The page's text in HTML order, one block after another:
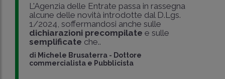
L'Agenzia delle Entrate passa in rassegna
alcune delle novità introdotte dal D.Lgs.
1/2024, soffermandosi anche sulle
dichiarazioni precompilatee sulle
semplificate che..
di Michele Brusaterra - Dottore
commercialista e Pubblicista